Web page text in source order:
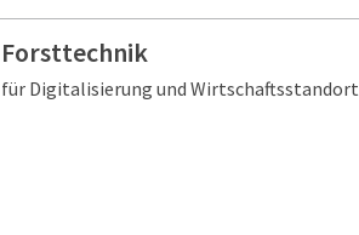
Digitalisierung und Wirtschaftsstandort